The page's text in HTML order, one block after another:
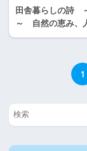
田舎暮らしの詩
～ 自然の恵み、
1